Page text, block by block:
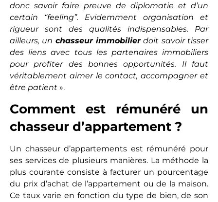
donc savoir faire preuve de diplomatie et d’un
certain “feeling”. Evidemment organisation et
rigueur sont des qualités indispensables. Par
ailleurs, un chasseur immobilierdoit savoir tisser
des liens avec tous les partenaires immobiliers
pour profiter des bonnes opportunités. Il faut
véritablement aimer le contact, accompagner et
être patient ».
Comment est rémunéré un
chasseur d’appartement ?
Un chasseur d’appartements est rémunéré pour
ses services de plusieurs manières. La méthode la
plus courante consiste à facturer un pourcentage
du prix d’achat de l’appartement ou de la maison.
Ce taux varie en fonction du type de bien, de son